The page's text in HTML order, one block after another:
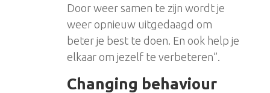
Door weer samen te zijn wordt je
weer opnieuw uitgedaagd om
beter je best te doen. En ook help je
elkaar om jezelf te verbeteren”.
Changing behaviour